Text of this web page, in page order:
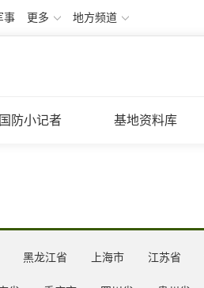
事 更多 地方频道
国防小记者 基地资料库
黑龙江省 上海市 江苏省